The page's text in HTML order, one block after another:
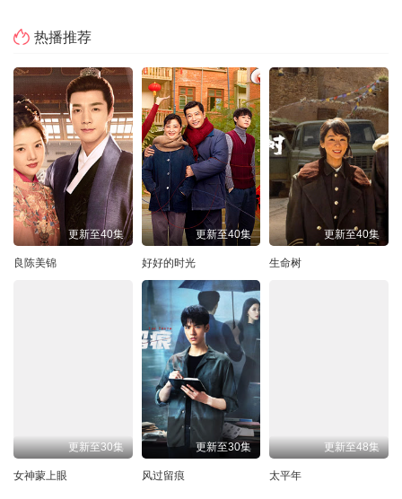
热播推荐
更新至40集
良陈美锦
更新至40集
好好的时光
更新至40集
生命树
更新至30集
女神蒙上眼
更新至30集
风过留痕
更新至48集
太平年